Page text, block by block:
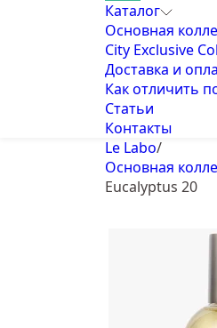
Каталог
Основная
City Exclusive
Доставка и
Как отличить
Статьи
Контакты
Le Labo/
Основная
Eucalyptus 20